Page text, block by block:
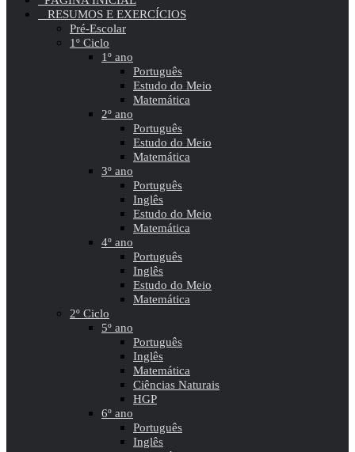
RESUMOS E EXERCÍCIOS
Pré-Escolar
1º Ciclo
1º ano
Português
Estudo do Meio
Matemática
2º ano
Português
Estudo do Meio
Matemática
3º ano
Português
Inglês
Estudo do Meio
Matemática
4º ano
Português
Inglês
Estudo do Meio
Matemática
2º Ciclo
5º ano
Português
Inglês
Matemática
Ciências Naturais
HGP
6º ano
Português
Inglês